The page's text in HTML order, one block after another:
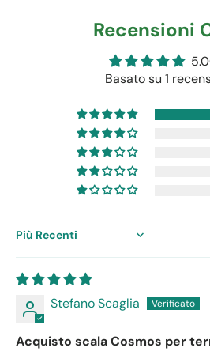
Recensioni
Basato su 1
Sort by
Stefano Scaglia
Acquisto scala Cosmos per